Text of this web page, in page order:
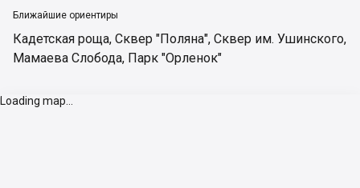
Ближайшие ориентиры
Кадетская роща, Сквер "Поляна", Сквер им. Ушинского,
Мамаева Слобода, Парк "Орленок"
Loading map...